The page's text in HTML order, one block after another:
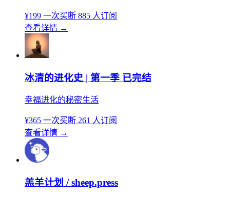
¥199 一次买断 885 人订阅
查看详情 →
冰清的进化史 | 第一季 已完结
幸福进化的秘密生活
¥365 一次买断 261 人订阅
查看详情 →
羔羊计划 / sheep.press